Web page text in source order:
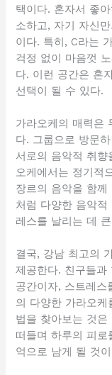
택이다. 혼자서 좋
소하고, 자기 자신
이다. 특히, C라는
걱정 없이 마음껏
다. 이런 공간은 혼
선택이 될 수 있다.
가라오케의 매력은
다. 그룹으로 방문
서로의 음악적 취
오케에서는 정기적
장르의 음악을 함
처럼 다양한 음악
레스를 날리는 데
결국, 강남 최고의
제공한다. 친구들
공간이자, 스트레
의 다양한 가라오
법을 찾아보는 것
떠들며 하루의 피
억으로 남게 될 것